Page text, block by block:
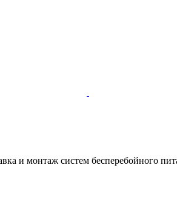
и монтаж систем бесперебойного